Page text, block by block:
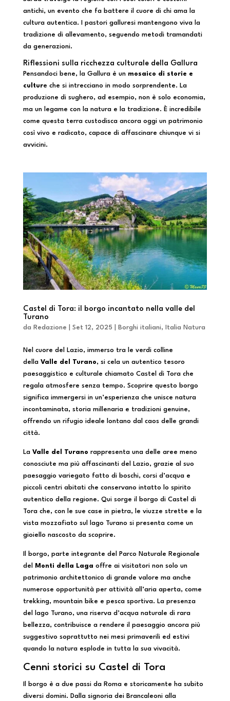
antichi, un evento che fa battere il cuore di chi ama la
cultura autentica. I pastori galluresi mantengono viva la
tradizione di allevamento, seguendo metodi tramandati
da generazioni.
Riflessioni sulla ricchezza culturale della Gallura
Pensandoci bene, la Gallura è un mosaico di storie e
culture che si intrecciano in modo sorprendente. La
produzione di sughero, ad esempio, non è solo economia,
ma un legame con la natura e la tradizione. È incredibile
come questa terra custodisca ancora oggi un patrimonio
così vivo e radicato, capace di affascinare chiunque vi si
avvicini.
Castel di Tora: il borgo incantato nella valle del
Turano
da Redazione Set 12, 2025 Borghi italiani, Italia Natura
Nel cuore del Lazio, immerso tra le verdi colline
della Valle del Turano, si cela un autentico tesoro
paesaggistico e culturale chiamato Castel di Tora che
regala atmosfere senza tempo. Scoprire questo borgo
significa immergersi in un’esperienza che unisce natura
incontaminata, storia millenaria e tradizioni genuine,
offrendo un rifugio ideale lontano dal caos delle grandi
città.
La Valle del Turano rappresenta una delle aree meno
conosciute ma più affascinanti del Lazio, grazie al suo
paesaggio variegato fatto di boschi, corsi d’acqua e
piccoli centri abitati che conservano intatto lo spirito
autentico della regione. Qui sorge il borgo di Castel di
Tora che, con le sue case in pietra, le viuzze strette e la
vista mozzafiato sul lago Turano si presenta come un
gioiello nascosto da scoprire.
Il borgo, parte integrante del Parco Naturale Regionale
del
Monti della Laga offre ai visitatori non solo un
patrimonio architettonico di grande valore ma anche
numerose opportunità per attività all’aria aperta, come
trekking, mountain bike e pesca sportiva. La presenza
del lago Turano, una riserva d’acqua naturale di rara
bellezza, contribuisce a rendere il paesaggio ancora più
suggestivo soprattutto nei mesi primaverili ed estivi
quando la natura esplode in tutta la sua vivacità.
Cenni storici su Castel di Tora
Il borgo è a due passi da Roma e storicamente ha subito
diversi domini. Dalla signoria dei Brancaleoni alla